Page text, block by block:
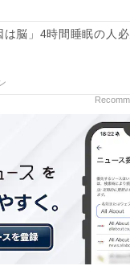
は脳」4時間睡眠の人必